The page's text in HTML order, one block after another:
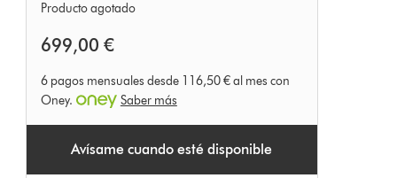
Producto agotado
699,00 €
6 pagos mensuales desde 116,50 € al mes con
Oney.
Saber más
Avísame cuando esté disponible